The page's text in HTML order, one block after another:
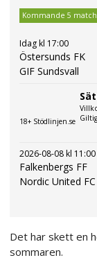
Kommande 5
Idag kl 17:00
Östersunds FK
GIF Sundsvall
18+ Stödlinjen.se
2026-08-08 kl 11:00
Falkenbergs FF
Nordic United FC
Det har skett en
sommaren.